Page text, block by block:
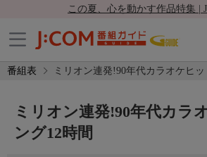
この夏、心を動かす作品特集 |
番組表 ミリオン連発!90年代カラオケヒ
ミリオン連発!90年代カラ
ング12時間